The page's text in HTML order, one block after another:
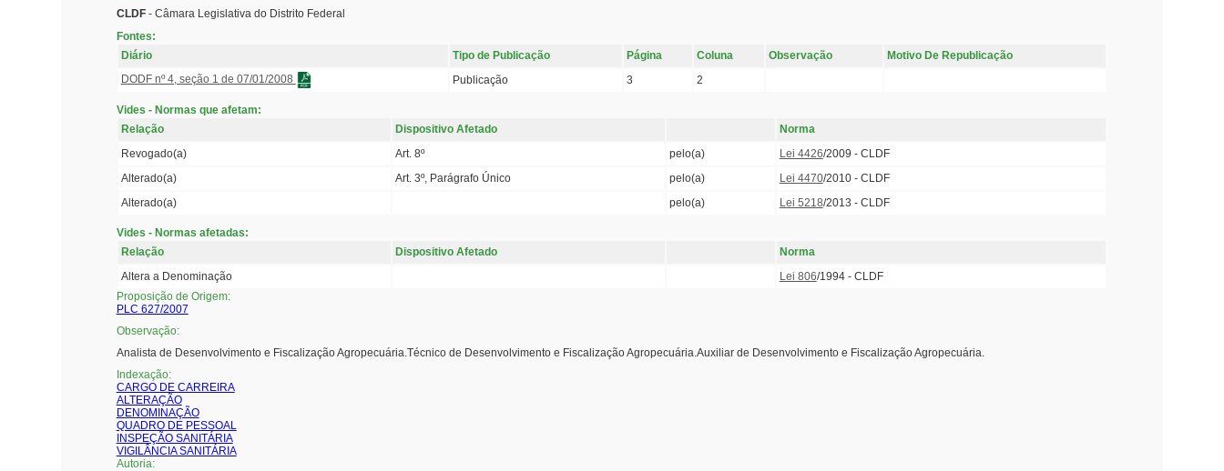
CLDF- Câmara Legislativa do Distrito Federal
Fontes:
Diário
Tipo de Publicação Página Coluna Observação
Motivo De Republicação
DODF nº 4, seção 1 de 07/01/2008
Publicação 3 2
Vides - Normas que afetam:
Relação
Dispositivo Afetado
Norma
Revogado(a)
Art. 8º pelo(a) Lei 4426/2009 - CLDF
Alterado(a)
Art. 3º, Parágrafo Único pelo(a) Lei 4470/2010 - CLDF
Alterado(a)
pelo(a) Lei 5218/2013 - CLDF
Vides - Normas afetadas:
Relação
Dispositivo Afetado
Norma
Altera a Denominação
Lei 806/1994 - CLDF
Proposição de Origem:
PLC 627/2007
Observação:
Analista de Desenvolvimento e Fiscalização Agropecuária.Técnico de Desenvolvimento e Fiscalização Agropecuária.Auxiliar de Desenvolvimento e Fiscalização Agropecuária.
Indexação:
CARGO DE CARREIRA
ALTERAÇÃO
DENOMINAÇÃO
QUADRO DE PESSOAL
INSPEÇÃO SANITÁRIA
VIGILÂNCIA SANITÁRIA
Autoria: